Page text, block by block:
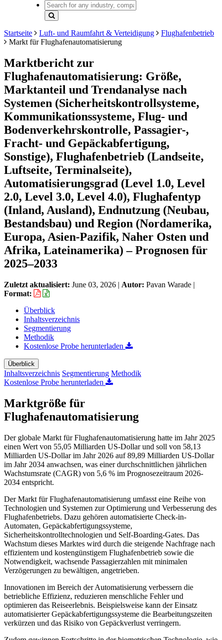
Startseite Luft- und Raumfahrt & Verteidigung
Flughafenbetrieb
Markt für Flughafenautomatisierung
Marktbericht zur
Flughafenautomatisierung: Größe,
Marktanteil und Trendanalyse nach
Systemen (Sicherheitskontrollsysteme,
Kommunikationssysteme, Flug- und
Bodenverkehrskontrolle, Passagier-,
Fracht- und Gepäckabfertigung,
Sonstige), Flughafenbetrieb (Landseite,
Luftseite, Terminalseite),
Automatisierungsgrad (Level 1.0, Level
2.0, Level 3.0, Level 4.0), Flughafentyp
(Inland, Ausland), Endnutzung (Neubau,
Bestandsbau) und Region (Nordamerika,
Europa, Asien-Pazifik, Naher Osten und
Afrika, Lateinamerika) – Prognosen für
2025–2033
Zuletzt aktualisiert: June 03, 2026 | Autor: Pavan Warade |
Format:
Überblick
Inhaltsverzeichnis
Segmentierung
Methodik
Kostenlose Probe herunterladen
Überblick
Inhaltsverzeichnis Segmentierung Methodik
Kostenlose Probe herunterladen
Marktgröße für
Flughafenautomatisierung
Der globale Markt für Flughafenautomatisierung hatte im Jahr 2025
einen Wert von 55,05 Milliarden US-Dollar und soll von 58,13
Milliarden US-Dollar im Jahr 2026 auf 89,89 Milliarden US-Dollar
im Jahr 2034 anwachsen, was einer durchschnittlichen jährlichen
Wachstumsrate (CAGR) von 5,6 % im Prognosezeitraum 2026-
2034 entspricht.
Der Markt für Flughafenautomatisierung umfasst eine Reihe von
Technologien und Systemen zur Optimierung und Verbesserung des
Flughafenbetriebs. Dazu gehören automatisierte Check-in-
Automaten, Gepäckabfertigungssysteme,
Sicherheitskontrolltechnologien und Self-Boarding-Gates. Das
Wachstum dieses Marktes wird durch die steigende Nachfrage nach
effizientem und kostengünstigem Flughafenbetrieb sowie die
Notwendigkeit, wachsende Passagierzahlen mit minimalen
Verzögerungen zu bewältigen, angetrieben.
Innovationen im Bereich der Automatisierung verbessern die
betriebliche Effizienz, reduzieren menschliche Fehler und
optimieren das Reiseerlebnis. Beispielsweise kann der Einsatz
automatisierter Gepäckabfertigungssysteme die Bearbeitungszeiten
verkürzen und das Risiko von Gepäckverlust verringern.